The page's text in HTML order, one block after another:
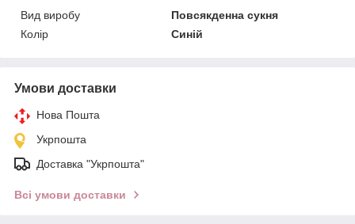
Вид виробу
Повсякденна сукня
Колір
Синій
Умови доставки
Нова Пошта
Укрпошта
Доставка "Укрпошта"
Всі умови доставки